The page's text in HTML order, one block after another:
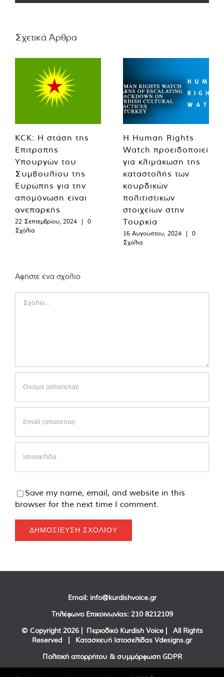
Σχετικά Άρθρα
KCK: Η στάση της
Επιτροπής
Υπουργών του
Συμβουλίου της
Ευρώπης για την
απομόνωση είναι
ανεπαρκής
22 Σεπτεμβρίου, 2024 |
0
Σχόλια
Η Human Rights
Watch προειδοποιεί
για κλιμάκωση της
καταστολής των
κουρδικών
πολιτιστικών
στοιχείων στην
Τουρκία
16 Αυγούστου, 2024 |
0
Σχόλια
Αφήστε ένα σχόλιο
Save my name, email, and website in this
browser for the next time I comment.
Email: info@kurdishvoice.gr
Τηλέφωνο Επικοινωνίας: 210 8212109
© Copyright 2026 | Περιοδικό Kurdish Voice | All Rights
Reserved | Κατασκευή Ιστοσελίδας Vdesigns.gr
Πολιτική απορρήτου & συμμόρφωση GDPR